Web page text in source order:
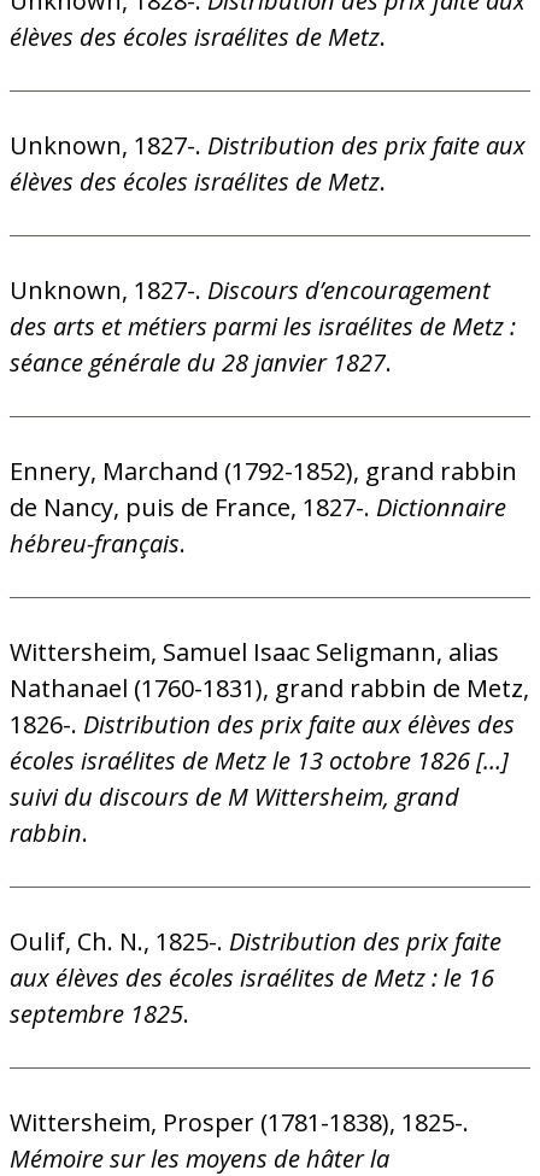
élèves des écoles israélites de Metz.
Unknown, 1827-. Distribution des prix faite aux
élèves des écoles israélites de Metz.
Unknown, 1827-. Discours d’encouragement
des arts et métiers parmi les israélites de Metz :
séance générale du 28 janvier 1827.
Ennery, Marchand (1792-1852), grand rabbin
de Nancy, puis de France, 1827-. Dictionnaire
hébreu-français.
Wittersheim, Samuel Isaac Seligmann, alias
Nathanael (1760-1831), grand rabbin de Metz,
1826-. Distribution des prix faite aux élèves des
écoles israélites de Metz le 13 octobre 1826 […]
suivi du discours de M Wittersheim, grand
rabbin.
Oulif, Ch. N., 1825-. Distribution des prix faite
aux élèves des écoles israélites de Metz : le 16
septembre 1825.
Wittersheim, Prosper (1781-1838), 1825-.
Mémoire sur les moyens de hâter la